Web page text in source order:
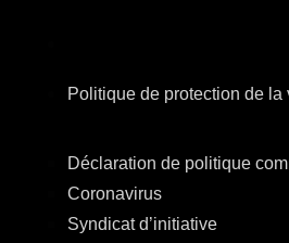
Politique de protection de la
Déclaration de politique
Coronavirus
Syndicat d’initiative